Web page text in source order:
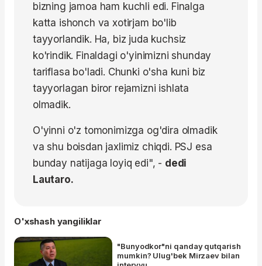
bizning jamoa ham kuchli edi. Finalga
katta ishonch va xotirjam bo'lib
tayyorlandik. Ha, biz juda kuchsiz
ko'rindik. Finaldagi o'yinimizni shunday
tariflasa bo'ladi. Chunki o'sha kuni biz
tayyorlagan biror rejamizni ishlata
olmadik.
O'yinni o'z tomonimizga og'dira olmadik
va shu boisdan jaxlimiz chiqdi. PSJ esa
bunday natijaga loyiq edi", - dedi
Lautaro.
O'xshash yangiliklar
"Bunyodkor"ni qanday qutqarish
mumkin? Ulug'bek Mirzaev bilan